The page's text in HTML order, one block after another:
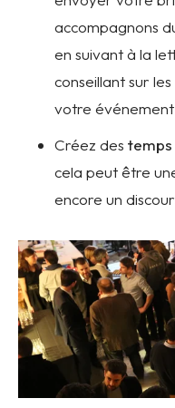
accompagnons
en suivant à la
conseillant sur
votre
Créez des
cela peut être
encore un